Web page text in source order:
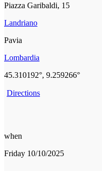
Piazza Garibaldi, 15
Landriano
Pavia
Lombardia
45.310192°, 9.259266°
Directions
when
Friday 10/10/2025